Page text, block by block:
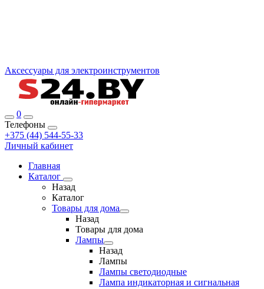
Аксессуары для электроинструментов
0
Телефоны
+375 (44) 544-55-33
Личный кабинет
Главная
Каталог
Назад
Каталог
Товары для дома
Назад
Товары для дома
Лампы
Назад
Лампы
Лампы светодиодные
Лампа индикаторная и сигнальная